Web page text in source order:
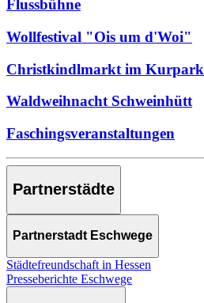
Flussbühne
Wollfestival "Ois um d'Woi"
Christkindlmarkt im Kurpark
Waldweihnacht Schweinhütt
Faschingsveranstaltungen
Partnerstädte
Partnerstadt Eschwege
Städtefreundschaft in Hessen
Presseberichte Eschwege